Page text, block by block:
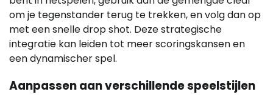
om je tegenstander terug te trekken, en volg dan op
met een snelle drop shot. Deze strategische
integratie kan leiden tot meer scoringskansen en
een dynamischer spel.
Aanpassen aan verschillende speelstijlen